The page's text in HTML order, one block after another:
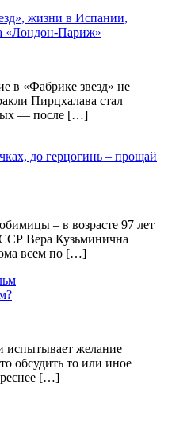
жизни в Испании,
«Лондон-Париж»
в «Фабрике звезд» не
Пирцхалава стал
— после […]
до герцогинь – прощай
– в возрасте 97 лет
Вера Кузьминична
всем по […]
испытывает желание
обсудить то или иное
[…]